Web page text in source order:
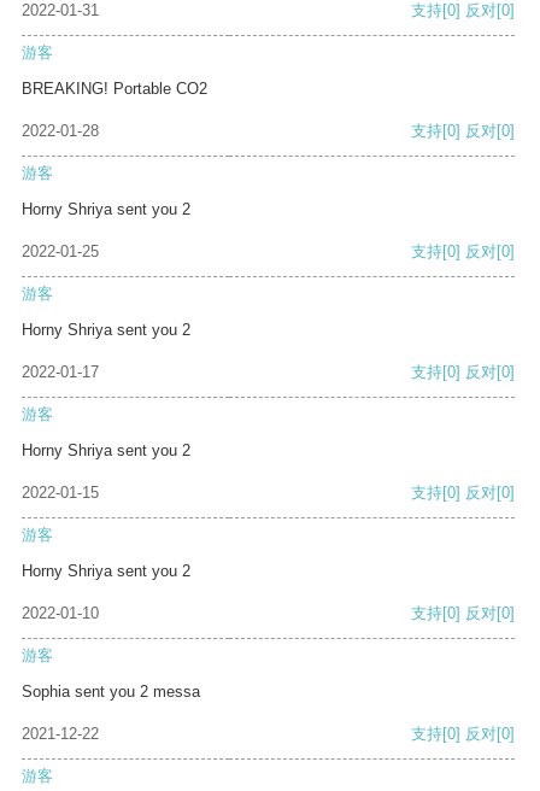
2022-01-31 支持[0] 反对[0]
游客
BREAKING! Portable CO2
2022-01-28 支持[0] 反对[0]
游客
Horny Shriya sent you 2
2022-01-25 支持[0] 反对[0]
游客
Horny Shriya sent you 2
2022-01-17 支持[0] 反对[0]
游客
Horny Shriya sent you 2
2022-01-15 支持[0] 反对[0]
游客
Horny Shriya sent you 2
2022-01-10 支持[0] 反对[0]
游客
Sophia sent you 2 messa
2021-12-22 支持[0] 反对[0]
游客